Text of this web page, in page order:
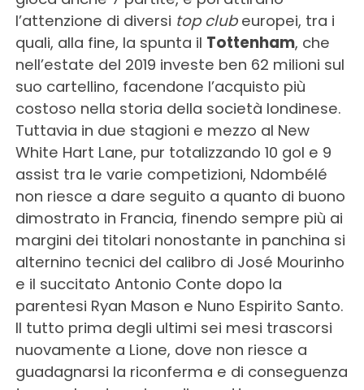
l’attenzione di diversi top clubeuropei, tra i
quali, alla fine, la spunta il Tottenham, che
nell’estate del 2019 investe ben 62 milioni sul
suo cartellino, facendone l’acquisto più
costoso nella storia della società londinese.
Tuttavia in due stagioni e mezzo al New
White Hart Lane, pur totalizzando 10 gol e 9
assist tra le varie competizioni, Ndombélé
non riesce a dare seguito a quanto di buono
dimostrato in Francia, finendo sempre più ai
margini dei titolari nonostante in panchina si
alternino tecnici del calibro di José Mourinho
e il succitato Antonio Conte dopo la
parentesi Ryan Mason e Nuno Espirito Santo.
Il tutto prima degli ultimi sei mesi trascorsi
nuovamente a Lione, dove non riesce a
guadagnarsi la riconferma e di conseguenza